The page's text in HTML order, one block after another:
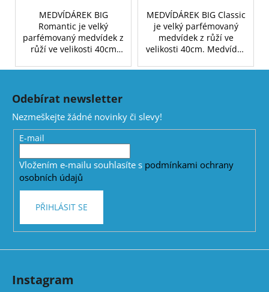
MEDVÍDÁREK BIG
Romantic je velký
parfémovaný medvídek z
růží ve velikosti 40cm
okvětními lístky.
ideálním dárkem pro
ženu na valentýna,
narozeniny či jako
svatební dekorace.
MEDVÍDÁREK BIG Classic
je velký parfémovaný
medvídek z růží ve
velikosti 40cm. Medvídek
pro ženu na valentýna,
Z
Odebírat newsletter
Nezmeškejte žádné novinky či slevy!
E-mail
Vložením e-mailu souhlasíte s podmínkami ochrany
osobních údajů
PŘIHLÁSIT SE
Instagram